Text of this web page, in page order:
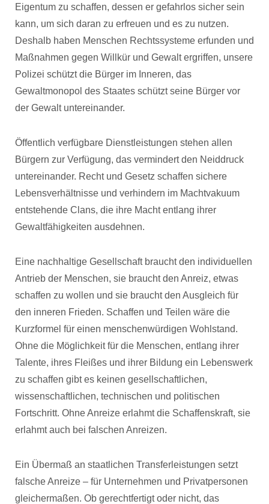
Eigentum zu schaffen, dessen er gefahrlos sicher sein
kann, um sich daran zu erfreuen und es zu nutzen.
Deshalb haben Menschen Rechtssysteme erfunden und
Maßnahmen gegen Willkür und Gewalt ergriffen, unsere
Polizei schützt die Bürger im Inneren, das
Gewaltmonopol des Staates schützt seine Bürger vor
der Gewalt untereinander.
Öffentlich verfügbare Dienstleistungen stehen allen
Bürgern zur Verfügung, das vermindert den Neiddruck
untereinander. Recht und Gesetz schaffen sichere
Lebensverhältnisse und verhindern im Machtvakuum
entstehende Clans, die ihre Macht entlang ihrer
Gewaltfähigkeiten ausdehnen.
Eine nachhaltige Gesellschaft braucht den individuellen
Antrieb der Menschen, sie braucht den Anreiz, etwas
schaffen zu wollen und sie braucht den Ausgleich für
den inneren Frieden. Schaffen und Teilen wäre die
Kurzformel für einen menschenwürdigen Wohlstand.
Ohne die Möglichkeit für die Menschen, entlang ihrer
Talente, ihres Fleißes und ihrer Bildung ein Lebenswerk
zu schaffen gibt es keinen gesellschaftlichen,
wissenschaftlichen, technischen und politischen
Fortschritt. Ohne Anreize erlahmt die Schaffenskraft, sie
erlahmt auch bei falschen Anreizen.
Ein Übermaß an staatlichen Transferleistungen setzt
falsche Anreize – für Unternehmen und Privatpersonen
gleichermaßen. Ob gerechtfertigt oder nicht, das